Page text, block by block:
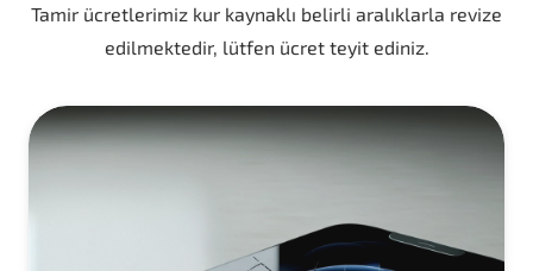
Tamir ücretlerimiz kur kaynaklı belirli aralıklarla revize
edilmektedir, lütfen ücret teyit ediniz.